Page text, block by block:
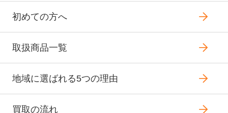
初めての方へ
取扱商品一覧
地域に選ばれる5つの理由
買取の流れ